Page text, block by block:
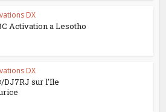
DX
Activation a Lesotho
DX
DJ7RJ sur l’île